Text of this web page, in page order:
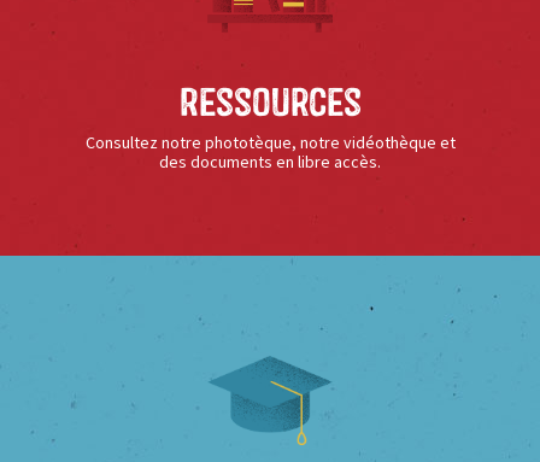
Ressources
Consultez notre phototèque, notre vidéothèque et
des documents en libre accès.